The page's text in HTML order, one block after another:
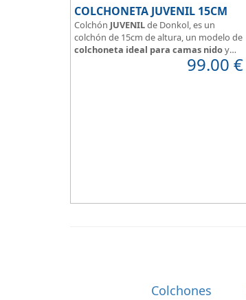
COLCHONETA JUVENIL 15CM
Colchón JUVENILde Donkol, es un
colchón de 15cm de altura, un modelo de
colchoneta ideal para camas nidoy
espacios con altura reducida.
núcleo de espuma de alta99.00 €
Colchones